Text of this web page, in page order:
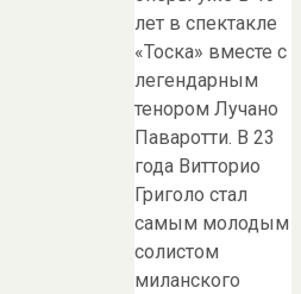
лет в спектакле
«Тоска» вместе с
легендарным
тенором Лучано
Паваротти. В 23
года Витторио
Григоло стал
самым молодым
солистом
миланского